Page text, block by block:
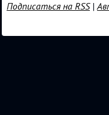
Подписаться на RSS|